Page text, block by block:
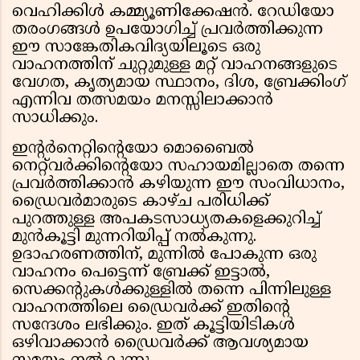
വെഹിക്കിൾ കമ്മ്യൂണിക്കേഷൻ. റേഡിയോ
തരംഗങ്ങൾ ഉപയോഗിച്ച് പ്രവർത്തിക്കുന്ന
ഈ സാങ്കേതികവിദ്യയിലൂടെ ഒരു
വാഹനത്തിന് ചുറ്റുമുള്ള മറ്റ് വാഹനങ്ങളുടെ
വേഗത, കൃത്യമായ സ്ഥാനം, ദിശ, ബ്രേക്കിംഗ്
എന്നിവ തത്സമയം മനസ്സിലാക്കാൻ
സാധിക്കും.
ഇന്റർനെറ്റിന്റെയോ മൊബൈൽ
നെറ്റ്‌വർക്കിന്റെയോ സഹായമില്ലാതെ തന്നെ
പ്രവർത്തിക്കാൻ കഴിയുന്ന ഈ സംവിധാനം,
ഡ്രൈവർമാരുടെ കാഴ്ച പരിധിക്ക്
പുറത്തുള്ള അപകടസാധ്യതകളെക്കുറിച്ച്
മുൻകൂട്ടി മുന്നറിയിപ്പ് നൽകുന്നു.
ഉദാഹരണത്തിന്, മുന്നിൽ പോകുന്ന ഒരു
വാഹനം പെട്ടെന്ന് ബ്രേക്ക് ഇട്ടാൽ,
സെക്കന്റുകൾക്കുള്ളിൽ തന്നെ പിന്നിലുള്ള
വാഹനത്തിലെ ഡ്രൈവർക്ക് ഇതിന്റെ
സന്ദേശം ലഭിക്കും. ഇത് കൂട്ടിയിടികൾ
ഒഴിവാക്കാൻ ഡ്രൈവർക്ക് ആവശ്യമായ